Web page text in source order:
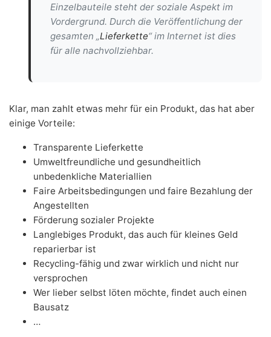
Einzelbauteile steht der soziale Aspekt im
Vordergrund. Durch die Veröffentlichung der
gesamten „Lieferkette“ im Internet ist dies
für alle nachvollziehbar.
Klar, man zahlt etwas mehr für ein Produkt, das hat aber
einige Vorteile:
Transparente Lieferkette
Umweltfreundliche und gesundheitlich
unbedenkliche Materiallien
Faire Arbeitsbedingungen und faire Bezahlung der
Angestellten
Förderung sozialer Projekte
Langlebiges Produkt, das auch für kleines Geld
reparierbar ist
Recycling-fähig und zwar wirklich und nicht nur
versprochen
Wer lieber selbst löten möchte, findet auch einen
Bausatz
…